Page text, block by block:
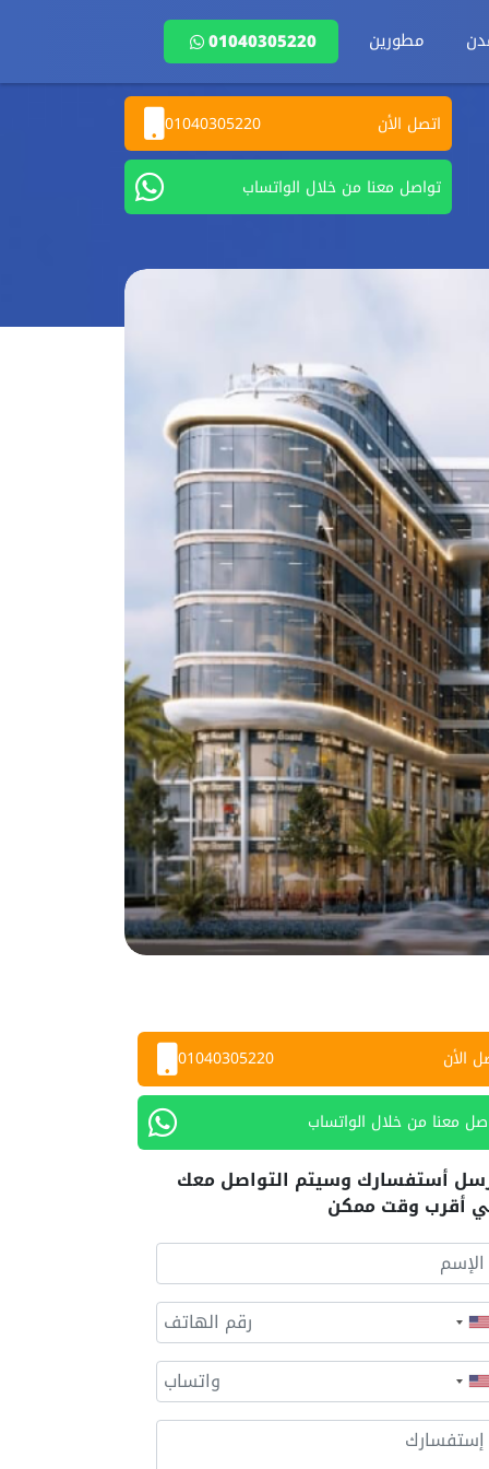
مطورين 01040305220
اتصل الأن 01040305220
تواصل معنا من خلال الواتساب
الأن 01040305220
معنا من خلال الواتساب
أستفسارك وسيتم التواصل معك
أقرب وقت ممكن